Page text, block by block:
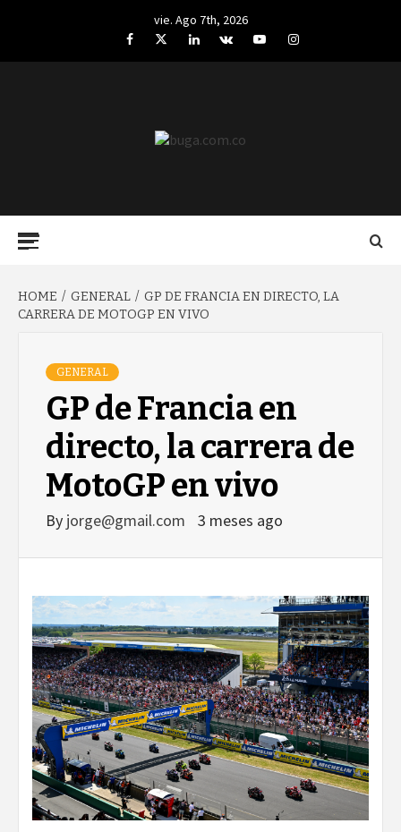
vie. Ago 7th, 2026
FacebookTwitterLinkedIn
VK YouTubeInstagram
HOME GENERAL
GP DE FRANCIA EN DIRECTO, LA
CARRERA DE MOTOGP EN VIVO
GENERAL
GP de Francia en
directo, la carrera de
MotoGP en vivo
By jorge@gmail.com 3 meses ago